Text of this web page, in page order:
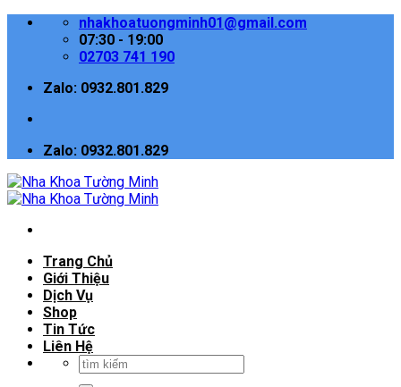
Skip
nhakhoatuongminh01@gmail.com
07:30 - 19:00
02703 741 190
Zalo: 0932.801.829
Zalo: 0932.801.829
Trang Chủ
Giới Thiệu
Dịch Vụ
Shop
Tin Tức
Liên Hệ
Tìm
kiếm: